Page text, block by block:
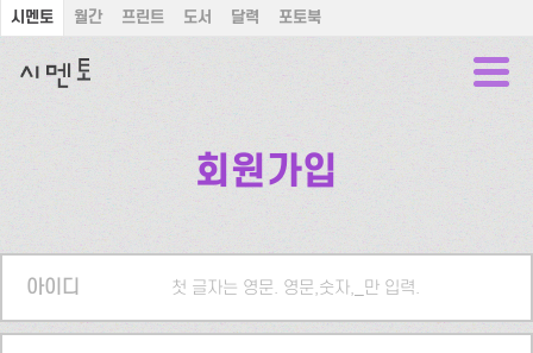
시멘토 월간 프린트 도서 달력 포토북
회원가입
아이디 첫 글자는 영문. 영문,숫자,_만 입력.